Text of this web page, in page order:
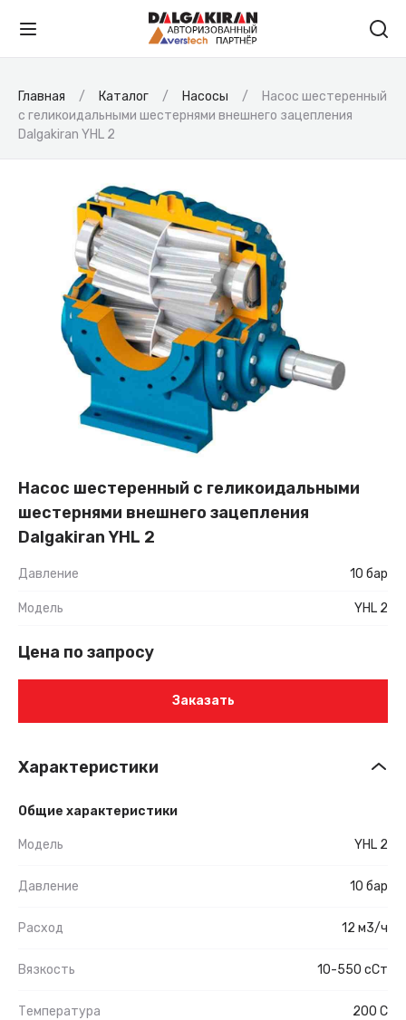
Главная Каталог Насосы
Насос шестеренный
с геликоидальными шестернями внешнего зацепления
Dalgakiran YHL 2
Насос шестеренный с геликоидальными
шестернями внешнего зацепления
Dalgakiran YHL 2
Давление 10 бар
Модель YHL 2
Цена по запросу
Заказать
Характеристики
Общие характеристики
Модель YHL 2
Давление 10 бар
Расход 12 м3/ч
Вязкость 10-550 сСт
Температура
200 С